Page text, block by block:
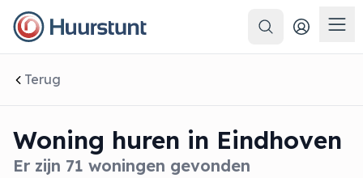
Zoeken
Terug
Woning huren in Eindhoven
Er zijn 71 woningen gevonden
sluiten